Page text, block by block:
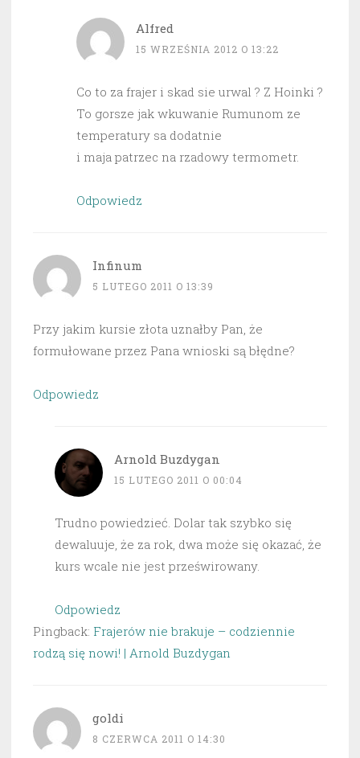
Alfred
15 WRZEŚNIA 2012 O 13:22
Co to za frajer i skad sie urwal ? Z Hoinki ?
To gorsze jak wkuwanie Rumunom ze
temperatury sa dodatnie
i maja patrzec na rzadowy termometr.
Odpowiedz
Infinum
5 LUTEGO 2011 O 13:39
Przy jakim kursie złota uznałby Pan, że
formułowane przez Pana wnioski są błędne?
Odpowiedz
Arnold Buzdygan
15 LUTEGO 2011 O 00:04
Trudno powiedzieć. Dolar tak szybko się
dewaluuje, że za rok, dwa może się okazać, że
kurs wcale nie jest prześwirowany.
Odpowiedz
Pingback: Frajerów nie brakuje – codziennie
rodzą się nowi! | Arnold Buzdygan
goldi
8 CZERWCA 2011 O 14:30